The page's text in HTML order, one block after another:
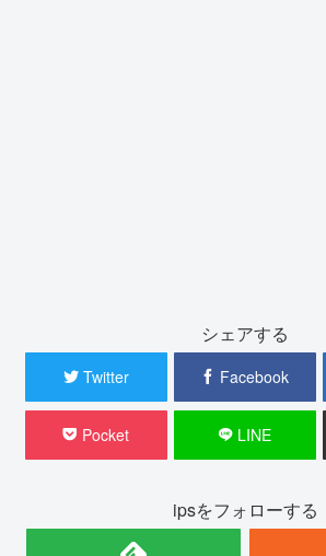
シェアする
Twitter Facebook
Pocket LINE
ipsをフォローする